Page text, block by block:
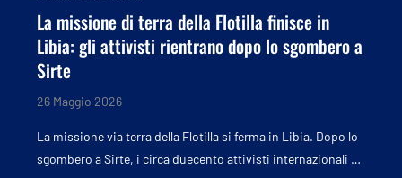
La missione di terra della Flotilla finisce in
Libia: gli attivisti rientrano dopo lo sgombero a
Sirte
26 Maggio 2026
La missione via terra della Flotilla si ferma in Libia. Dopo lo
sgombero a Sirte, i circa duecento attivisti internazionali …